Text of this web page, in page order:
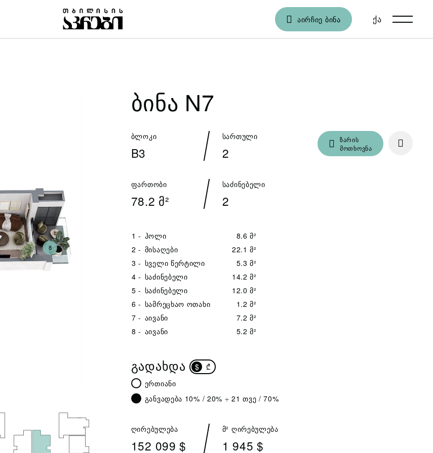
ᲐᲘᲠᲩᲘᲔ ᲑᲘᲜᲐ ქა En
ᲑᲘᲜᲐ N7
ბლოკი
B3
სართული
2
ფართობი
78.2 მ²
საძინებელი
2
ზარის
მოთხოვნა
8
1 - ჰოლი
8.6 მ²
2 - მისაღები
22.1 მ²
3 - სველი წერტილი
5.3 მ²
4 - საძინებელი
14.2 მ²
5 - საძინებელი
12.0 მ²
6 - სამრეცხაო ოთახი
1.2 მ²
7 - აივანი
7.2 მ²
8 - აივანი 5.2 მ²
ᲒᲐᲓᲐᲮᲓᲐ $
₾
ერთიანი
განვადება 10% / 20% ÷ 21 თვე / 70%
ღირებულება
152 099 $
მ² ღირებულება
1 945 $